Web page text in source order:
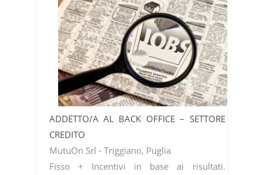
ADDETTO/A AL BACK OFFICE – SETTORE
CREDITO
MutuOn Srl - Triggiano, Puglia
Fisso + Incentivi in base ai risultati.